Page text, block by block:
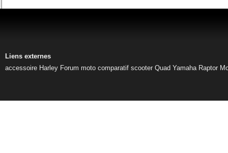
Liens externes
accessoire Harley Forum moto comparatif scooter Quad Yamaha Raptor